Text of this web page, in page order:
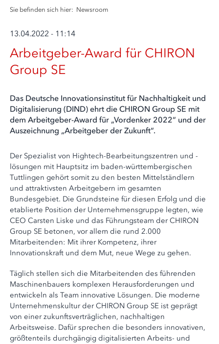
Sie befinden sich hier: Newsroom
13.04.2022 - 11:14
Arbeitgeber-Award für CHIRON
Group SE
Das Deutsche Innovationsinstitut für Nachhaltigkeit und
Digitalisierung (DIND) ehrt die CHIRON Group SE mit
dem Arbeitgeber-Award für „Vordenker 2022“ und der
Auszeichnung „Arbeitgeber der Zukunft“.
Der Spezialist von Hightech-Bearbeitungszentren und -
lösungen mit Hauptsitz im baden-württembergischen
Tuttlingen gehört somit zu den besten Mittelständlern
und attraktivsten Arbeitgebern im gesamten
Bundesgebiet. Die Grundsteine für diesen Erfolg und die
etablierte Position der Unternehmensgruppe legten, wie
CEO Carsten Liske und das Führungsteam der CHIRON
Group SE betonen, vor allem die rund 2.000
Mitarbeitenden: Mit ihrer Kompetenz, ihrer
Innovationskraft und dem Mut, neue Wege zu gehen.
Täglich stellen sich die Mitarbeitenden des führenden
Maschinenbauers komplexen Herausforderungen und
entwickeln als Team innovative Lösungen. Die moderne
Unternehmenskultur der CHIRON Group SE ist geprägt
von einer zukunftsverträglichen, nachhaltigen
Arbeitsweise. Dafür sprechen die besonders innovativen,
größtenteils durchgängig digitalisierten Arbeits- und